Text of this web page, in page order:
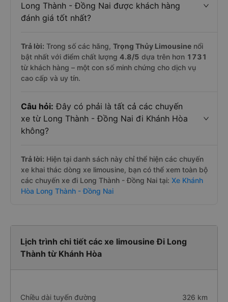
Long Thành - Đồng Nai được khách hàng
đánh giá tốt nhất?
Trả lời: Trong số các hãng, Trọng Thủy Limousine nổi
bật nhất với điểm chất lượng 4.8/5 dựa trên hơn 1731
từ khách hàng – một con số minh chứng cho dịch vụ
cao cấp và uy tín.
Câu hỏi: Đây có phải là tất cả các chuyến
xe từ Long Thành - Đồng Nai đi Khánh Hòa
không?
Trả lời: Hiện tại danh sách này chỉ thể hiện các chuyến
xe khai thác dòng xe limousine, bạn có thể xem toàn bộ
các chuyến xe đi Long Thành - Đồng Nai tại: Xe Khánh
Hòa Long Thành - Đồng Nai
Lịch trình chi tiết các xe limousine Đi Long
Thành từ Khánh Hòa
Chiều dài tuyến đường 326 km